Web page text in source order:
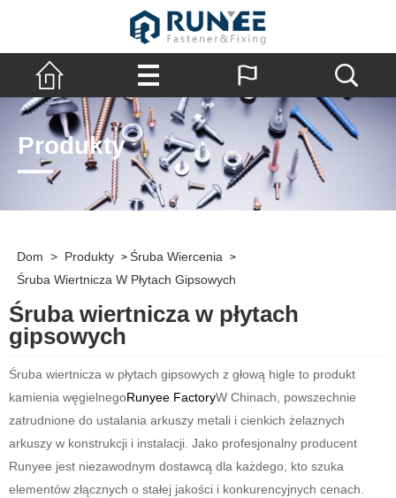
Produkty
Dom > Produkty > Śruba Wiercenia >
Śruba Wiertnicza W Płytach Gipsowych
Śruba wiertnicza w płytach
gipsowych
Śruba wiertnicza w płytach gipsowych z głową higle to produkt
kamienia węgielnegoRunyee FactoryW Chinach, powszechnie
zatrudnione do ustalania arkuszy metali i cienkich żelaznych
arkuszy w konstrukcji i instalacji. Jako profesjonalny producent
Runyee jest niezawodnym dostawcą dla każdego, kto szuka
elementów złącznych o stałej jakości i konkurencyjnych cenach.